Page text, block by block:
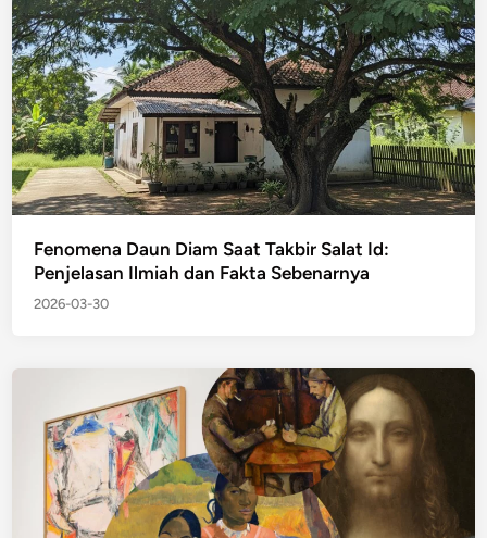
Fenomena Daun Diam Saat Takbir Salat Id:
Penjelasan Ilmiah dan Fakta Sebenarnya
2026-03-30